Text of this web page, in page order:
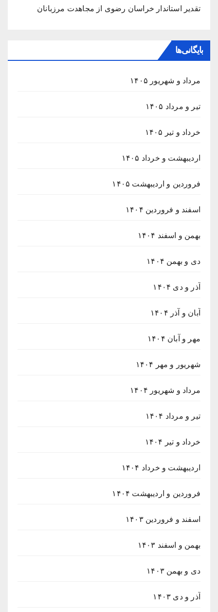
تقدیر استاندار خراسان رضوی از مجاهدت مرزبانان
بایگانی‌ها
مرداد و شهریور ۱۴۰۵
تیر و مرداد ۱۴۰۵
خرداد و تیر ۱۴۰۵
اردیبهشت و خرداد ۱۴۰۵
فروردین و اردیبهشت ۱۴۰۵
اسفند و فروردین ۱۴۰۴
بهمن و اسفند ۱۴۰۴
دی و بهمن ۱۴۰۴
آذر و دی ۱۴۰۴
آبان و آذر ۱۴۰۴
مهر و آبان ۱۴۰۴
شهریور و مهر ۱۴۰۴
مرداد و شهریور ۱۴۰۴
تیر و مرداد ۱۴۰۴
خرداد و تیر ۱۴۰۴
اردیبهشت و خرداد ۱۴۰۴
فروردین و اردیبهشت ۱۴۰۴
اسفند و فروردین ۱۴۰۳
بهمن و اسفند ۱۴۰۳
دی و بهمن ۱۴۰۳
آذر و دی ۱۴۰۳